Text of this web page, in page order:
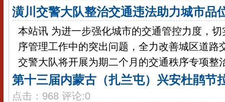
潢川交警大队整治交通违法助力城市品
本站讯 为进一步强化城市的交通管控力度，
序管理工作中的突出问题，全力改善城区道路
交警大队将开展为期二个月的交通秩序专项整
第十三届内蒙古（扎兰屯）兴安杜鹃节
点击：968 评论:0